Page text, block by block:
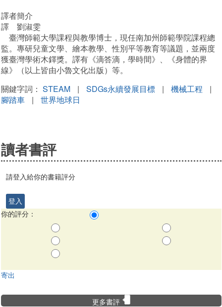
譯者簡介
譯 劉淑雯
臺灣師範大學課程與教學博士，現任南加州師範學院課程總
監。專研兒童文學、繪本教學、性別平等教育等議題，並兩度
獲臺灣學術木鐸獎。譯有《滴答滴，學時間》、《身體的界
線》（以上皆由小魯文化出版）等。
關鍵字詞： STEAM | SDGs永續發展目標 | 機械工程
|
腳踏車
| 世界地球日
讀者書評
請登入給你的書籍評分
登入
你的評分：
寄出
更多書評